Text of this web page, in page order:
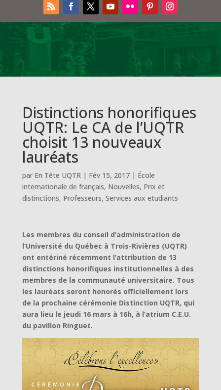
Distinctions honorifiques
UQTR: Le CA de l’UQTR
choisit 13 nouveaux
lauréats
par En Tête UQTR| Fév 15, 2017| École
internationale de français, Nouvelles, Prix et
distinctions, Professeurs, Services aux etudiants
Les membres du conseil d’administration de
l’Université du Québec à Trois-Rivières (UQTR)
ont entériné récemment l’attribution de 13
distinctions honorifiques institutionnelles à des
membres de la communauté universitaire. Tous
les lauréats seront honorés officiellement lors
de la prochaine cérémonie Distinction UQTR, qui
aura lieu le jeudi 16 mars à 16h, à l’atrium C.E.U.
du pavillon Ringuet.